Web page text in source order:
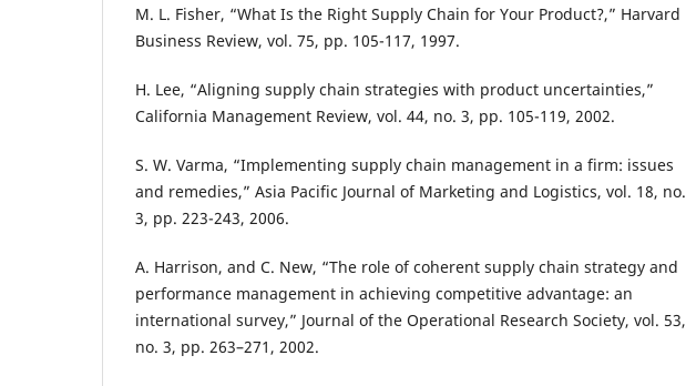
M. L. Fisher, “What Is the Right Supply Chain for Your Product?,” Harvard
Business Review, vol. 75, pp. 105-117, 1997.
H. Lee, “Aligning supply chain strategies with product uncertainties,”
California Management Review, vol. 44, no. 3, pp. 105-119, 2002.
S. W. Varma, “Implementing supply chain management in a firm: issues
and remedies,” Asia Pacific Journal of Marketing and Logistics, vol. 18, no.
3, pp. 223-243, 2006.
A. Harrison, and C. New, “The role of coherent supply chain strategy and
performance management in achieving competitive advantage: an
international survey,” Journal of the Operational Research Society, vol. 53,
no. 3, pp. 263–271, 2002.